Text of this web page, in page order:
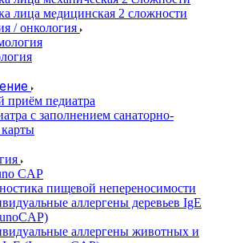
лица медицинская 2 сложности
/ онкология
приём педиатра
с заполнением санаторно-
CAP
пищевой непереносимости
аллергены деревьев IgE
аллергены животных и